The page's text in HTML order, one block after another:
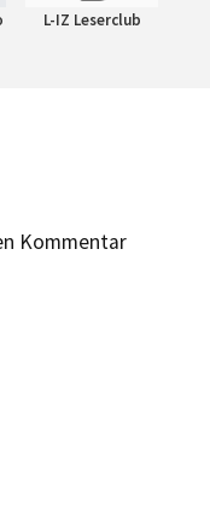
L-IZ Leserclub
Kommentar